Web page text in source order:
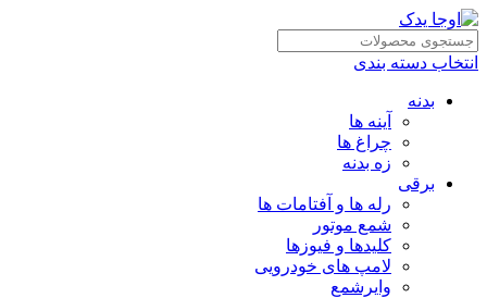
انتخاب دسته بندی
بدنه
آینه ها
چراغ ها
زه بدنه
برقی
رله ها و آفتامات ها
شمع موتور
کلیدها و فیوزها
لامپ های خودرویی
وایرشمع